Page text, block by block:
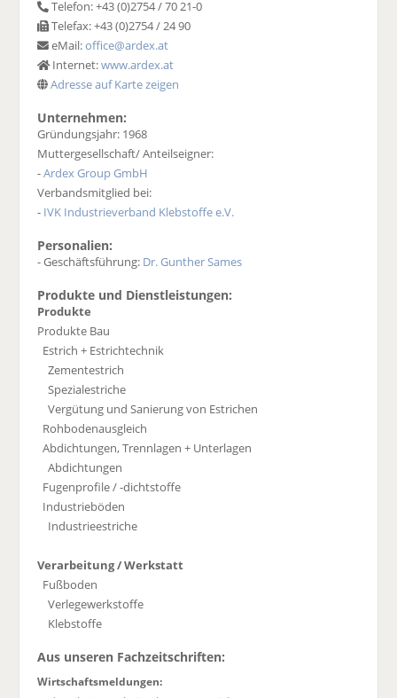
Telefon: +43 (0)2754 / 70 21-0
Telefax: +43 (0)2754 / 24 90
eMail:office@ardex.at
Internet:www.ardex.at
Adresse auf Karte zeigen
Unternehmen:
Gründungsjahr: 1968
Muttergesellschaft/ Anteilseigner:
-Ardex Group GmbH
Verbandsmitglied bei:
- IVK Industrieverband Klebstoffe e.V.
Personalien:
- Geschäftsführung: Dr. Gunther Sames
Produkte und Dienstleistungen:
Produkte
Produkte Bau
Estrich + Estrichtechnik
Zementestrich
Spezialestriche
Vergütung und Sanierung von Estrichen
Rohbodenausgleich
Abdichtungen, Trennlagen + Unterlagen
Abdichtungen
Fugenprofile / -dichtstoffe
Industrieböden
Industrieestriche
Verarbeitung / Werkstatt
Fußboden
Verlegewerkstoffe
Klebstoffe
Aus unseren Fachzeitschriften:
Wirtschaftsmeldungen: